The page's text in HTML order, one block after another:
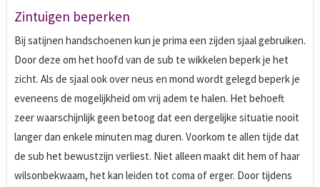
Zintuigen beperken
Bij satijnen handschoenen kun je prima een zijden sjaal gebruiken.
Door deze om het hoofd van de sub te wikkelen beperk je het
zicht. Als de sjaal ook over neus en mond wordt gelegd beperk je
eveneens de mogelijkheid om vrij adem te halen. Het behoeft
zeer waarschijnlijk geen betoog dat een dergelijke situatie nooit
langer dan enkele minuten mag duren. Voorkom te allen tijde dat
de sub het bewustzijn verliest. Niet alleen maakt dit hem of haar
wilsonbekwaam, het kan leiden tot coma of erger. Door tijdens